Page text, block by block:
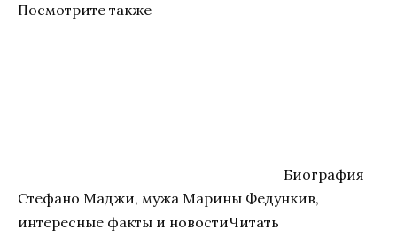
Посмотрите также
Биография
Стефано Маджи, мужа Марины Федункив,
интересные факты и новостиЧитать